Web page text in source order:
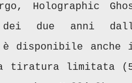
Holographic
dei due anni
è disponibile anche
a tiratura limitata